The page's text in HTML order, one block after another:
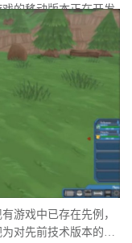
的移动版本正在开发
时间点针对此项专利
游戏中已存在先例，
对先前技术版本的实